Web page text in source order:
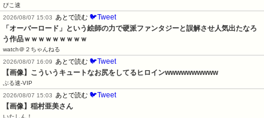
ぴこ速
2026/08/07 15:03
あとで読む 🐦Tweet
「オーバーロード」という絵師の力で硬派ファンタジーと誤解させ人気出たなろ
う作品ｗｗｗｗｗｗｗｗｗ
watch＠２ちゃんねる
2026/08/07 16:09
あとで読む 🐦Tweet
【画像】こういうキュートなお尻をしてるヒロインwwwwwwwwww
ぶる速-VIP
2026/08/07 15:03
あとで読む 🐦Tweet
【画像】稲村亜美さん
いたしん！